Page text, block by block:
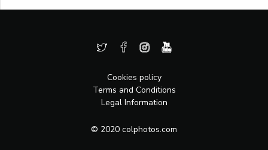
Cookies policy
Terms and Conditions
Legal Information
© 2020 colphotos.com